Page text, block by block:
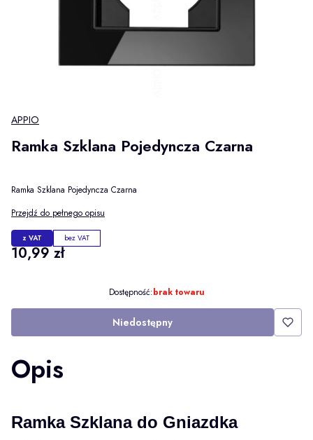
APPIO
Ramka Szklana Pojedyncza Czarna
Ramka Szklana Pojedyncza Czarna
Przejdź do pełnego opisu
z VAT bez VAT
Cena
10,99 zł
Dostępność:brak towaru
Niedostępny
Opis
Ramka Szklana do Gniazdka